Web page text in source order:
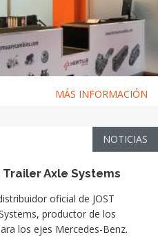
MÁS INFORMACIÓN
NOTICIAS
Axle Systems
oficial de JOST
productor de los
los ejes Mercedes-Benz.